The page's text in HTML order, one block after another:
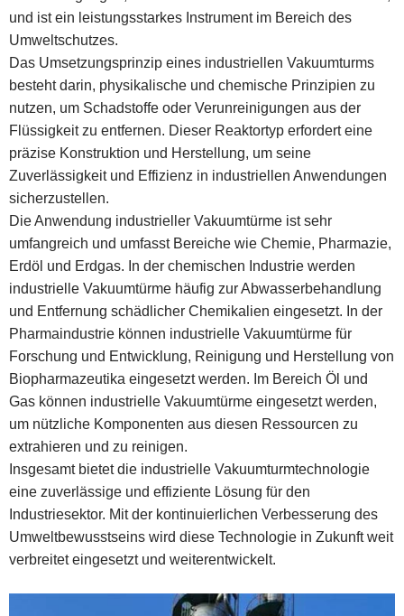
und ist ein leistungsstarkes Instrument im Bereich des
Umweltschutzes.
Das Umsetzungsprinzip eines industriellen Vakuumturms
besteht darin, physikalische und chemische Prinzipien zu
nutzen, um Schadstoffe oder Verunreinigungen aus der
Flüssigkeit zu entfernen. Dieser Reaktortyp erfordert eine
präzise Konstruktion und Herstellung, um seine
Zuverlässigkeit und Effizienz in industriellen Anwendungen
sicherzustellen.
Die Anwendung industrieller Vakuumtürme ist sehr
umfangreich und umfasst Bereiche wie Chemie, Pharmazie,
Erdöl und Erdgas. In der chemischen Industrie werden
industrielle Vakuumtürme häufig zur Abwasserbehandlung
und Entfernung schädlicher Chemikalien eingesetzt. In der
Pharmaindustrie können industrielle Vakuumtürme für
Forschung und Entwicklung, Reinigung und Herstellung von
Biopharmazeutika eingesetzt werden. Im Bereich Öl und
Gas können industrielle Vakuumtürme eingesetzt werden,
um nützliche Komponenten aus diesen Ressourcen zu
extrahieren und zu reinigen.
Insgesamt bietet die industrielle Vakuumturmtechnologie
eine zuverlässige und effiziente Lösung für den
Industriesektor. Mit der kontinuierlichen Verbesserung des
Umweltbewusstseins wird diese Technologie in Zukunft weit
verbreitet eingesetzt und weiterentwickelt.